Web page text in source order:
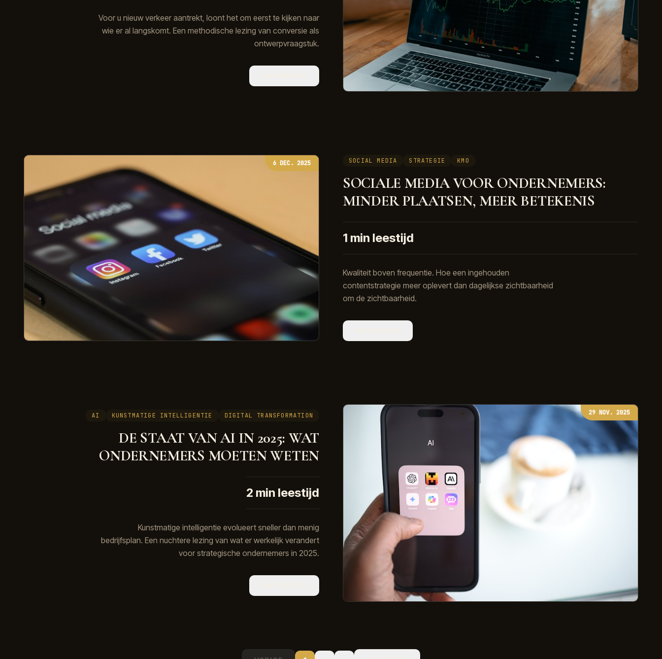
Voor u nieuw verkeer aantrekt, loont het om eerst te kijken naar
wie er al langskomt. Een methodische lezing van conversie als
ontwerpvraagstuk.
6 DEC. 2025 SOCIAL MEDIA STRATEGIE KMO
SOCIALE MEDIA VOOR ONDERNEMERS:
MINDER PLAATSEN, MEER BETEKENIS
1 min leestijd
Kwaliteit boven frequentie. Hoe een ingehouden
contentstrategie meer oplevert dan dagelijkse zichtbaarheid
om de zichtbaarheid.
29 NOV. 2025
AI KUNSTMATIGE INTELLIGENTIE DIGITAL TRANSFORMATION
DE STAAT VAN AI IN 2025: WAT
ONDERNEMERS MOETEN WETEN
2 min leestijd
Kunstmatige intelligentie evolueert sneller dan menig
bedrijfsplan. Een nuchtere lezing van wat er werkelijk verandert
voor strategische ondernemers in 2025.